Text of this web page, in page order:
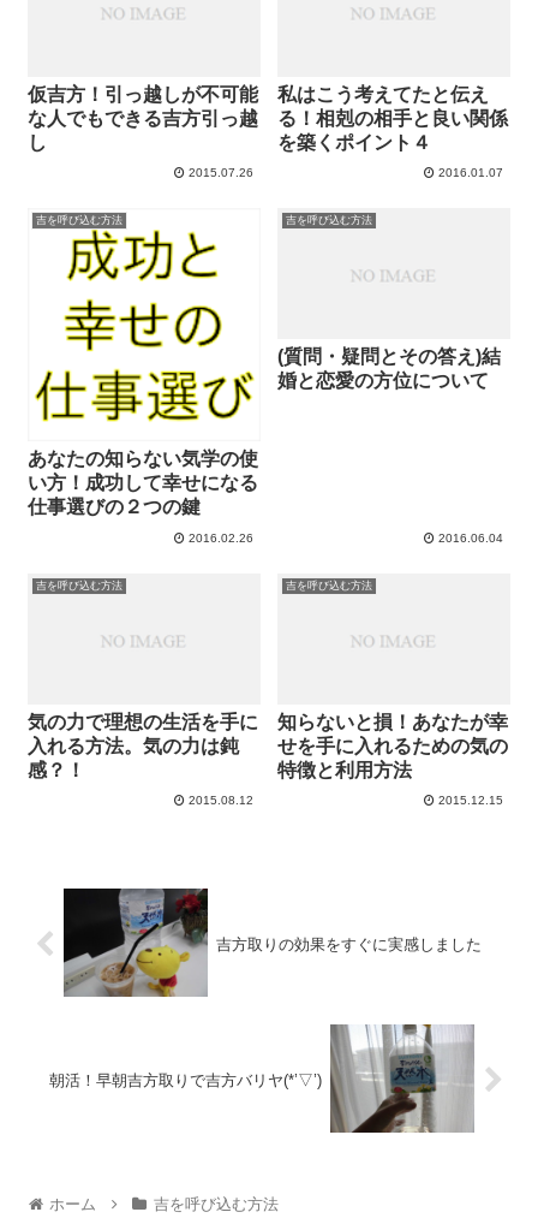
仮吉方！引っ越しが不可能
な人でもできる吉方引っ越
し
2015.07.26
私はこう考えてたと伝え
る！相剋の相手と良い関係
を築くポイント４
2016.01.07
吉を呼び込む方法
あなたの知らない気学の使
い方！成功して幸せになる
仕事選びの２つの鍵
2016.02.26
吉を呼び込む方法
(質問・疑問とその答え)結
婚と恋愛の方位について
2016.06.04
吉を呼び込む方法
気の力で理想の生活を手に
入れる方法。気の力は鈍
感？！
2015.08.12
吉を呼び込む方法
知らないと損！あなたが幸
せを手に入れるための気の
特徴と利用方法
2015.12.15
吉方取りの効果をすぐに実感しました
朝活！早朝吉方取りで吉方バリヤ(*’▽’)
ホーム 吉を呼び込む方法